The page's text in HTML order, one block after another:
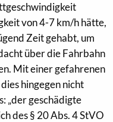
von 4-7 km/h hätte,
Zeit gehabt, um
über die Fahrbahn
Mit einer gefahrenen
hingegen nicht
„der geschädigte
des § 20 Abs. 4 StVO